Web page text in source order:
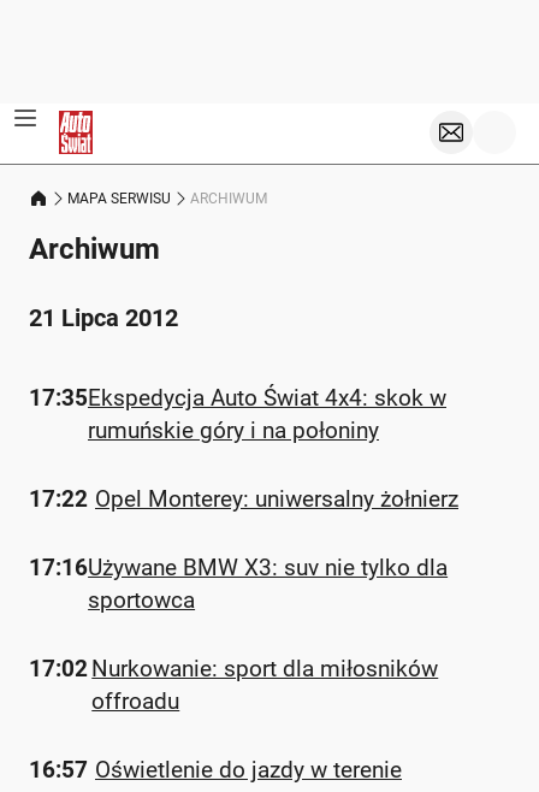
MAPA SERWISU ARCHIWUM
Archiwum
21 Lipca 2012
17:35Ekspedycja Auto Świat 4x4: skok w
rumuńskie góry i na połoniny
17:22 Opel Monterey: uniwersalny żołnierz
17:16Używane BMW X3: suv nie tylko dla
sportowca
17:02Nurkowanie: sport dla miłosników
offroadu
16:57 Oświetlenie do jazdy w terenie